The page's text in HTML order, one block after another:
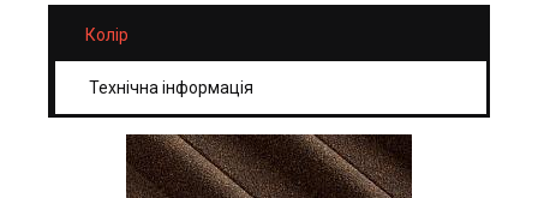
Колір
Технічна інформація